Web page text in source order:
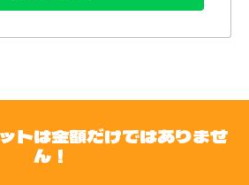
トは金額だけではありませ
ん！